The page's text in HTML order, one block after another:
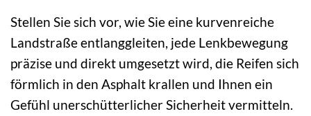
Stellen Sie sich vor, wie Sie eine kurvenreiche
Landstraße entlanggleiten, jede Lenkbewegung
präzise und direkt umgesetzt wird, die Reifen sich
förmlich in den Asphalt krallen und Ihnen ein
Gefühl unerschütterlicher Sicherheit vermitteln.